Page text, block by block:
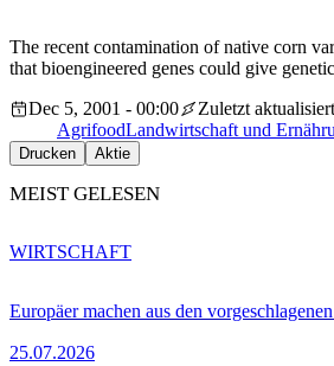
The recent contamination of native corn
that bioengineered genes could give
Dec 5, 2001 - 00:00
Zuletzt
AgrifoodLandwirtschaft und
Drucken Aktie
MEIST GELESEN
Europäer machen aus den
25.07.2026
WIRTSCHAFT